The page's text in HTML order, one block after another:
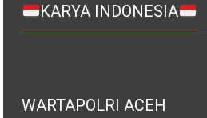
KARYA INDONESIA
WARTAPOLRI ACEH